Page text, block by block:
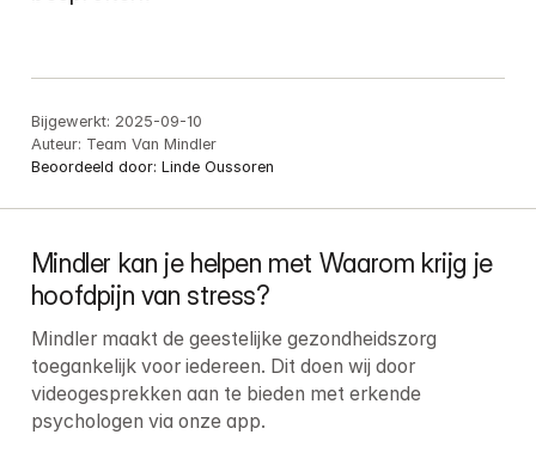
Bijgewerkt: 2025-09-10
Auteur: Team Van Mindler
Beoordeeld door: Linde Oussoren
Mindler kan je helpen met Waarom krijg je
hoofdpijn van stress?
Mindler maakt de geestelijke gezondheidszorg
toegankelijk voor iedereen. Dit doen wij door
videogesprekken aan te bieden met erkende
psychologen via onze app.